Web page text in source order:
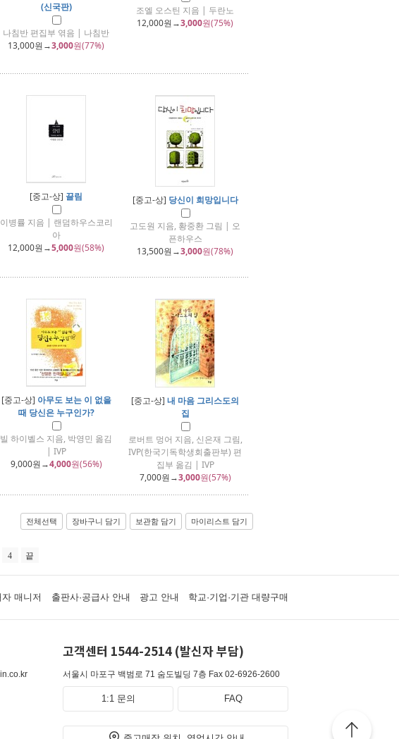
(신국판)
나침반 편집부 엮음 | 나침반
13,000원→3,000원(77%)
조엘 오스틴 지음 | 두란노
12,000원→3,000원(75%)
[중고-상] 끌림
이병률 지음 | 랜덤하우스코리
아
12,000원→5,000원(58%)
[중고-상] 당신이 희망입니다
고도원 지음, 황중환 그림 | 오
픈하우스
13,500원→3,000원(78%)
[중고-상] 아무도 보는 이 없을
때 당신은 누구인가?
빌 하이벨스 지음, 박영민 옮김
| IVP
9,000원→4,000원(56%)
[중고-상] 내 마음 그리스도의
집
로버트 멍어 지음, 신은재 그림,
IVP(한국기독학생회출판부) 편
집부 옮김 | IVP
7,000원→3,000원(57%)
전체선택 장바구니 담기 보관함 담기 마이리스트 담기
4 끝
자 매니저 출판사·공급사 안내 광고 안내 학교·기업·기관 대량구매
고객센터 1544-2514 (발신자 부담)
서울시 마포구 백범로 71 숨도빌딩 7층 Fax 02-6926-2600
1:1 문의 FAQ